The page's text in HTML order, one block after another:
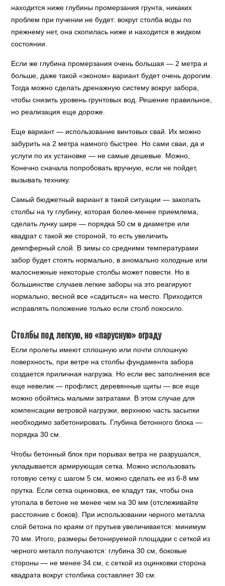
находится ниже глубины промерзания грунта, никаких
проблем при пучении не будет: вокруг столба воды по
прежнему нет, она скопилась ниже и находится в жидком
состоянии.
Если же глубина промерзания очень большая — 2 метра и
больше, даже такой «эконом» вариант будет очень дорогим.
Тогда можно сделать дренажную систему вокруг забора,
чтобы снизить уровень грунтовых вод. Решение правильное,
но реализация еще дороже.
Еще вариант — использование винтовых свай. Их можно
забурить на 2 метра намного быстрее. Но сами сваи, да и
услуги по их установке — не самые дешевые. Можно,
Конечно сначала попробовать вручную, если не пойдет,
вызывать технику.
Самый бюджетный вариант в такой ситуации — закопать
столбы на ту глубину, которая более-менее приемлема,
сделать лунку шире — порядка 50 см в диаметре или
квадрат с такой же стороной, то есть увеличить
демпферный слой. В зимы со средними температурами
забор будет стоять нормально, в аномально холодные или
малоснежные некоторые столбы может повести. Но в
большинстве случаев легкие заборы на это реагируют
нормально, весной все «садиться» на место. Приходится
исправлять положение только если столб покосило.
Столбы под легкую, но «парусную» ограду
Если пролеты имеют сплошную или почти сплошную
поверхность, при ветре на столбы фундамента забора
создается приличная нагрузка. Но если вес заполнения все
еще невелик — профлист, деревянные щиты — все еще
можно обойтись малыми затратами. В этом случае для
компенсации ветровой нагрузки, верхнюю часть засыпки
необходимо забетонировать. Глубина бетонного блока —
порядка 30 см.
Чтобы бетонный блок при порывах ветра не разрушался,
укладывается армирующая сетка. Можно использовать
готовую сетку с шагом 5 см, можно сделать ее из 6-8 мм
прутка. Если сетка оцинковка, ее кладут так, чтобы она
утопала в бетоне не менее чем на 30 мм (отслеживайте
расстояние с боков). При использовании черного металла
слой бетона по краям от прутьев увеличивается: минимум
70 мм. Итого, размеры бетонируемой площадки с сеткой из
черного металл получаются: глубина 30 см, боковые
стороны — не менее 34 см, с сеткой из оцинковки сторона
квадрата вокруг столбика составляет 30 см.